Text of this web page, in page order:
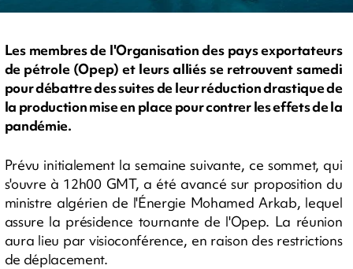
Les membres de l'Organisation des pays exportateurs
de pétrole (Opep) et leurs alliés se retrouvent samedi
pour débattre des suites de leur réduction drastique de
la production mise en place pour contrer les effets de la
pandémie.
Prévu initialement la semaine suivante, ce sommet, qui
s'ouvre à 12h00 GMT, a été avancé sur proposition du
ministre algérien de l'Énergie Mohamed Arkab, lequel
assure la présidence tournante de l'Opep. La réunion
aura lieu par visioconférence, en raison des restrictions
de déplacement.